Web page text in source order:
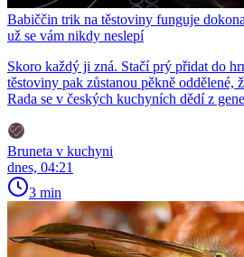
Babiččin trik na těstoviny funguje
už se vám nikdy neslepí
Skoro každý ji zná. Stačí prý přidat do
těstoviny pak zůstanou pěkně oddělené,
Rada se v českých kuchyních dědí z
Bruneta v kuchyni
dnes, 04:21
3 min